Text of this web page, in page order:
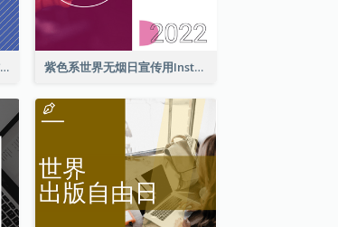
亡兵纪念日介绍Instagram帖子 紫色系世界无烟日宣传用Instagram帖子